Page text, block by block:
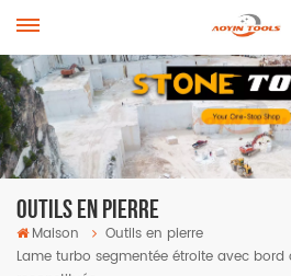
Outils En Pierre
Maison
Outils en pierre
Lame turbo segmentée étroite avec